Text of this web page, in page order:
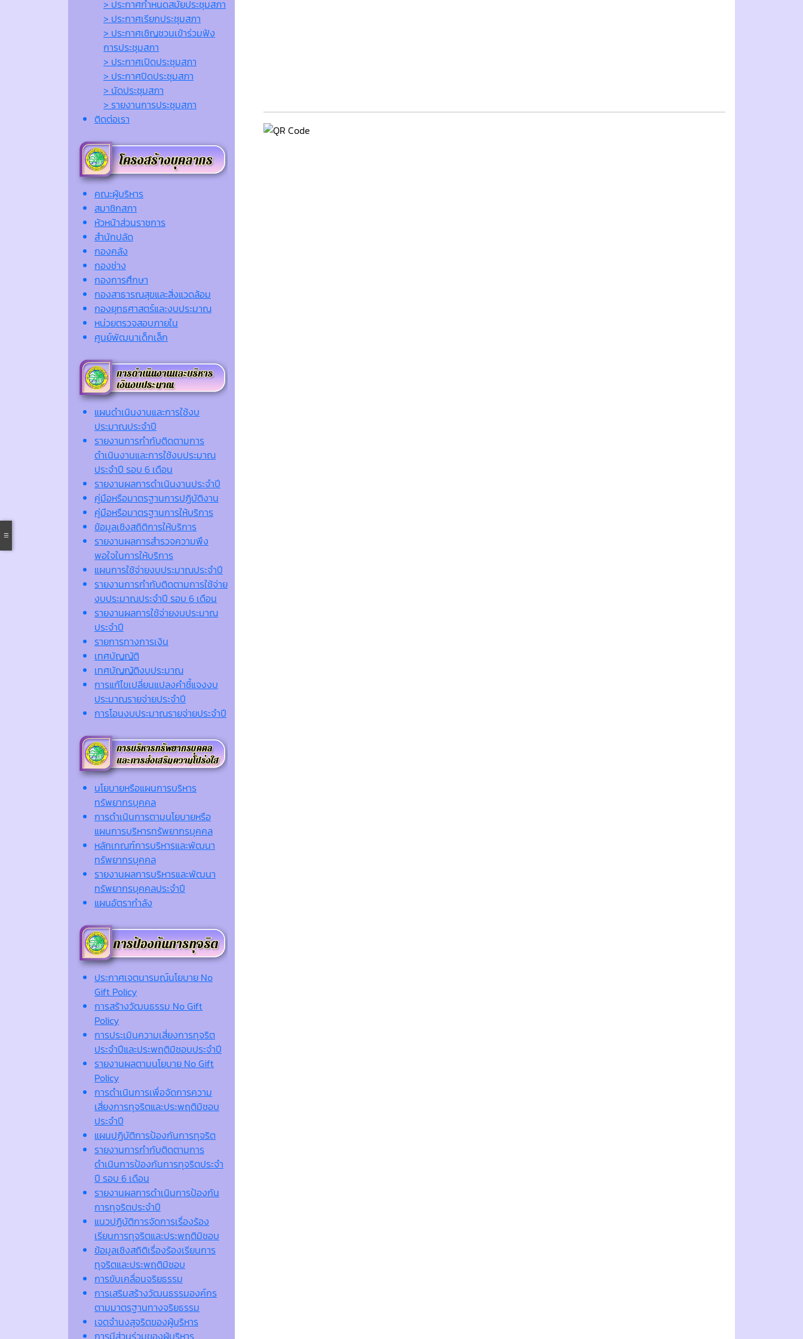
> ประกาศกำหนดสมัยประชุมสภา
> ประกาศเรียกประชุมสภา
> ประกาศเชิญชวนเข้าร่วมฟัง
การประชุมสภา
> ประกาศเปิดประชุมสภา
> ประกาศปิดประชุมสภา
> นัดประชุมสภา
> รายงานการประชุมสภา
ติดต่อเรา
คณะผู้บริหาร
สมาชิกสภา
หัวหน้าส่วนราชการ
สำนักปลัด
กองคลัง
กองช่าง
กองการศึกษา
กองสาธารณสุขและสิ่งแวดล้อม
กองยุทธศาสตร์และงบประมาณ
หน่วยตรวจสอบภายใน
ศูนย์พัฒนาเด็กเล็ก
แผนดำเนินงานและการใช้งบ
ประมาณประจำปี
รายงานการกำกับติดตามการ
ดำเนินงานและการใช้งบประมาณ
ประจำปี รอบ 6 เดือน
รายงานผลการดำเนินงานประจำปี
คู่มือหรือมาตรฐานการปฏิบัติงาน
คู่มือหรือมาตรฐานการให้บริการ
ข้อมูลเชิงสถิติการให้บริการ
รายงานผลการสำรวจความพึง
พอใจในการให้บริการ
แผนการใช้จ่ายงบประมาณประจำปี
รายงานการกำกับติดตามการใช้จ่าย
งบประมาณประจำปี รอบ 6 เดือน
รายงานผลการใช้จ่ายงบประมาณ
ประจำปี
รายการทางการเงิน
เทศบัญญัติ
เทศบัญญัติงบประมาณ
การแก้ไขเปลี่ยนแปลงคำชี้แจงงบ
ประมาณรายจ่ายประจำปี
การโอนงบประมาณรายจ่ายประจำปี
นโยบายหรือแผนการบริหาร
ทรัพยากรบุคคล
การดำเนินการตามนโยบายหรือ
แผนการบริหารทรัพยากรบุคคล
หลักเกณฑ์การบริหารและพัฒนา
ทรัพยากรบุคคล
รายงานผลการบริหารและพัฒนา
ทรัพยากรบุคคลประจำปี
แผนอัตรากำลัง
ประกาศเจตนารมณ์นโยบาย No
Gift Policy
การสร้างวัฒนธรรม No Gift
Policy
การประเมินความเสี่ยงการทุจริต
ประจำปีและประพฤติมิชอบประจำปี
รายงานผลตามนโยบาย No Gift
Policy
การดำเนินการเพื่อจัดการความ
เสี่ยงการทุจริตและประพฤติมิชอบ
ประจำปี
แผนปฏิบัติการป้องกันการทุจริต
รายงานการกำกับติดตามการ
ดำเนินการป้องกันการทุจริตประจำ
ปี รอบ 6 เดือน
รายงานผลการดำเนินการป้องกัน
การทุจริตประจำปี
แนวปฏิบัติการจัดการเรื่องร้อง
เรียนการทุจริตและประพฤติมิชอบ
ข้อมูลเชิงสถิติเรื่องร้องเรียนการ
ทุจริตและประพฤติมิชอบ
การขับเคลื่อนจริยธรรม
การเสริมสร้างวัฒนธรรมองค์กร
ตามมาตรฐานทางจริยธรรม
เจตจํานงสุจริตของผู้บริหาร
การมีส่วนร่วมของผู้บริหาร